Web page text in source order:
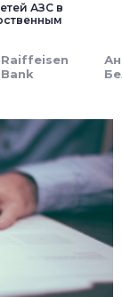
АЗС в
Raiffeisen
Bank